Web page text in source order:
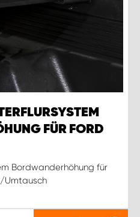
FÜR FORD
Bordwanderhöhung für
Umtausch